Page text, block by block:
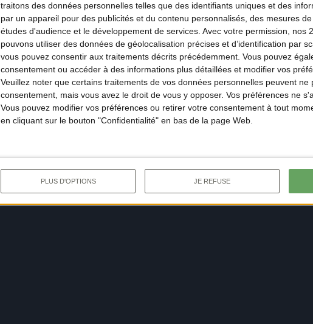
traitons des données personnelles telles que des identifiants uniques et des
par un appareil pour des publicités et du contenu personnalisés, des mesures
études d'audience et le développement de services. Avec votre permission, nos
pouvons utiliser des données de géolocalisation précises et d’identification par
vous pouvez consentir aux traitements décrits précédemment. Vous pouvez
consentement ou accéder à des informations plus détaillées et modifier vos
Veuillez noter que certains traitements de vos données personnelles peuvent ne
consentement, mais vous avez le droit de vous y opposer. Vos préférences ne
Vous pouvez modifier vos préférences ou retirer votre consentement à tout
en cliquant sur le bouton "Confidentialité" en bas de la page Web.
PLUS D'OPTIONS JE REFUSE